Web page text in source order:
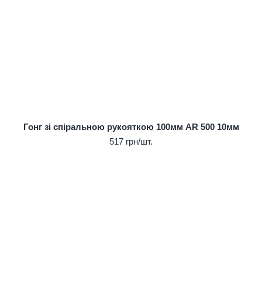
Гонг зі спіральною рукояткою 100мм AR 500 10мм
517 грн/шт.